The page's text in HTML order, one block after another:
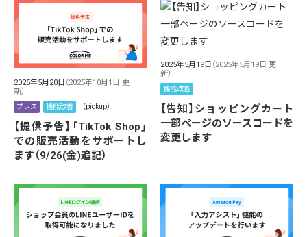
2025年5月20日 （2025年10月1日 更
新）
プレス 機能改善 （pickup）
【提供予告】「TikTok Shop」
での販売活動をサポートし
ます（9/26(金)追記）
2025年5月19日 （2025年5月19日 更
新）
機能改善
【告知】ショッピングカート
一部ページのソースコードを
変更します